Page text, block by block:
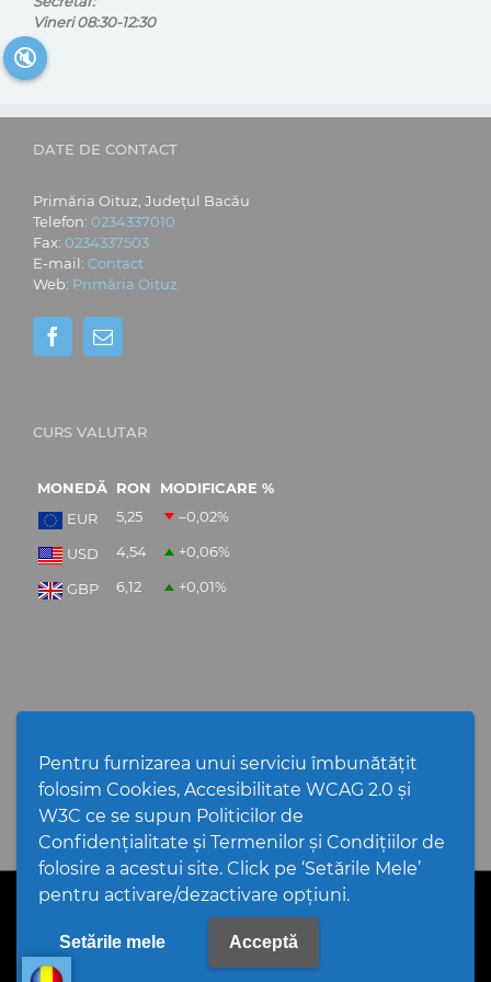
Pentru furnizarea unui serviciu îmbunătățit
folosim Cookies, Accesibilitate WCAG 2.0 și
W3C ce se supun Politicilor de
Confidențialitate și Termenilor și Condițiilor de
folosire a acestui site. Click pe ‘Setările Mele’
pentru activare/dezactivare opțiuni.
Setările mele Acceptă
Vineri 08:30-12:30
DATE DE CONTACT
Primăria Oituz, Județul Bacău
Telefon: 0234337010
Fax: 0234337503
E-mail: Contact
Web: Primăria Oituz
CURS VALUTAR
MONEDĂ RON
MODIFICARE %
EUR
5,25 –0,02%
USD 4,54 +0,06%
GBP 6,12 +0,01%
PPW @ 2026 |Hartă Website|Setări Cookies și Accesibilitate
Politică de utilizare Cookies|Politică de confidențialitate
website|Termeni și condiții de utilizare a site-ului
🔇